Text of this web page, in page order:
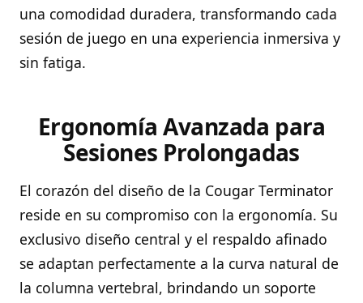
una comodidad duradera, transformando cada
sesión de juego en una experiencia inmersiva y
sin fatiga.
Ergonomía Avanzada para
Sesiones Prolongadas
El corazón del diseño de la Cougar Terminator
reside en su compromiso con la ergonomía. Su
exclusivo diseño central y el respaldo afinado
se adaptan perfectamente a la curva natural de
la columna vertebral, brindando un soporte